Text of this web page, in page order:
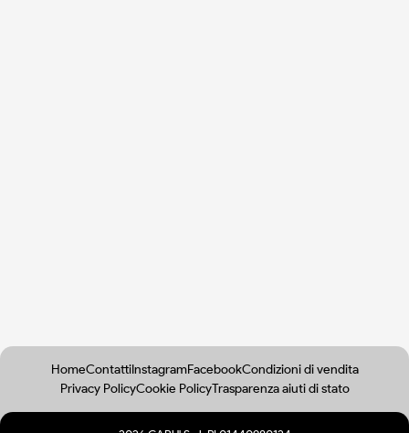
HomeContattiInstagramFacebookCondizioni di vendita
Privacy PolicyCookie PolicyTrasparenza aiuti di stato